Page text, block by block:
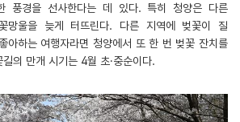
풍경을 선사한다는 데 있다. 특히 청양은 다른
망울을 늦게 터뜨린다. 다른 지역에 벚꽃이 질
아하는 여행자라면 청양에서 또 한 번 벚꽃 잔치를
의 만개 시기는 4월 초·중순이다.